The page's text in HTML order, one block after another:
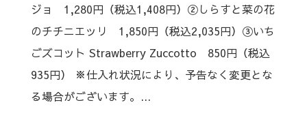
ジョ 1,280円（税込1,408円）②しらすと菜の花
のチチニエッリ 1,850円（税込2,035円）③いち
ごズコット Strawberry Zuccotto 850円（税込
935円） ※仕入れ状況により、予告なく変更とな
る場合がございます。...